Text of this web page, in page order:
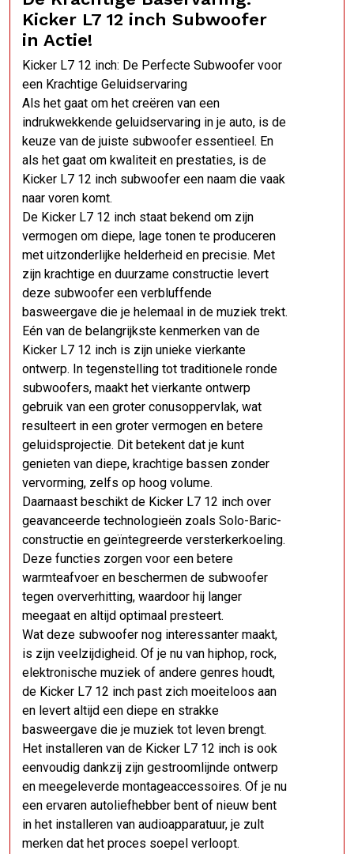
Kicker L7 12 inch Subwoofer
in Actie!
Kicker L7 12 inch: De Perfecte Subwoofer voor
een Krachtige Geluidservaring
Als het gaat om het creëren van een
indrukwekkende geluidservaring in je auto, is de
keuze van de juiste subwoofer essentieel. En
als het gaat om kwaliteit en prestaties, is de
Kicker L7 12 inch subwoofer een naam die vaak
naar voren komt.
De Kicker L7 12 inch staat bekend om zijn
vermogen om diepe, lage tonen te produceren
met uitzonderlijke helderheid en precisie. Met
zijn krachtige en duurzame constructie levert
deze subwoofer een verbluffende
basweergave die je helemaal in de muziek trekt.
Eén van de belangrijkste kenmerken van de
Kicker L7 12 inch is zijn unieke vierkante
ontwerp. In tegenstelling tot traditionele ronde
subwoofers, maakt het vierkante ontwerp
gebruik van een groter conusoppervlak, wat
resulteert in een groter vermogen en betere
geluidsprojectie. Dit betekent dat je kunt
genieten van diepe, krachtige bassen zonder
vervorming, zelfs op hoog volume.
Daarnaast beschikt de Kicker L7 12 inch over
geavanceerde technologieën zoals Solo-Baric-
constructie en geïntegreerde versterkerkoeling.
Deze functies zorgen voor een betere
warmteafvoer en beschermen de subwoofer
tegen oververhitting, waardoor hij langer
meegaat en altijd optimaal presteert.
Wat deze subwoofer nog interessanter maakt,
is zijn veelzijdigheid. Of je nu van hiphop, rock,
elektronische muziek of andere genres houdt,
de Kicker L7 12 inch past zich moeiteloos aan
en levert altijd een diepe en strakke
basweergave die je muziek tot leven brengt.
Het installeren van de Kicker L7 12 inch is ook
eenvoudig dankzij zijn gestroomlijnde ontwerp
en meegeleverde montageaccessoires. Of je nu
een ervaren autoliefhebber bent of nieuw bent
in het installeren van audioapparatuur, je zult
merken dat het proces soepel verloopt.